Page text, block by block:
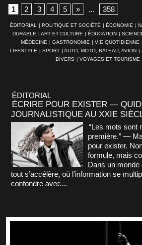
1
2 3 4 5 » ... 358
ÉDITORIAL | POLITIQUE ET SOCIÉTÉ | ÉCONOMIE |
DURABLE | ART ET CULTURE | ÉDUCATION |
MÉDECINE | GASTRONOMIE | VIE QUOTIDIENNE |
LIFESTYLE | SPORT | AUTO, MOTO, BATEAU, AVION |
DIVERS | VOYAGES ET TOURISME
ÉDITORIAL
ÉCRIRE POUR EXISTER —
JOURNALISTIQUE AU XXIE
“Les mots sont
première.” —
pour exister.
formule, mais
Dans un monde
tout s’accélère, où l’information se
confondre avec...